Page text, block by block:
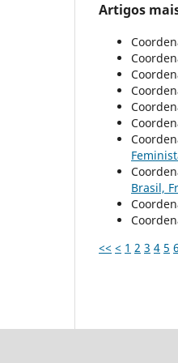
Artigos
Brasil,
<< < 1 2 3 4 5 6